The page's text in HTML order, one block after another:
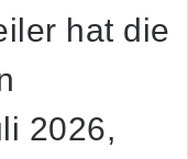
hat die
2026,